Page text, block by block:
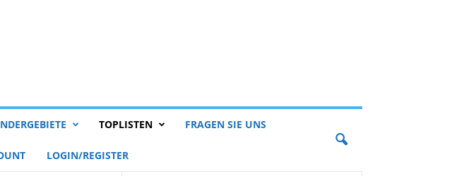
TOPLISTEN FRAGEN SIE UNS
LOGIN/REGISTER